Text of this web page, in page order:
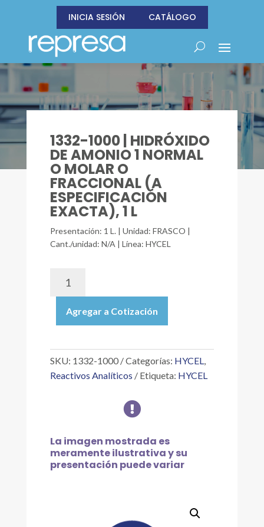
INICIA SESIÓN CATÁLOGO
1332-1000 | HIDRÓXIDO
DE AMONIO 1 NORMAL
O MOLAR O
FRACCIONAL (A
ESPECIFICACIÓN
EXACTA), 1 L
Presentación: 1 L. | Unidad: FRASCO |
Cant./unidad: N/A | Línea: HYCEL
1000
HIDRÓXIDO
DE
1
O
(A
ESPECIFICACIÓN
EXACTA),
Agregar a Cotización
SKU: 1332-1000 Categorías: HYCEL,
Reactivos Analíticos
Etiqueta: HYCEL

La imagen mostrada es
meramente ilustrativa y su
presentación puede variar